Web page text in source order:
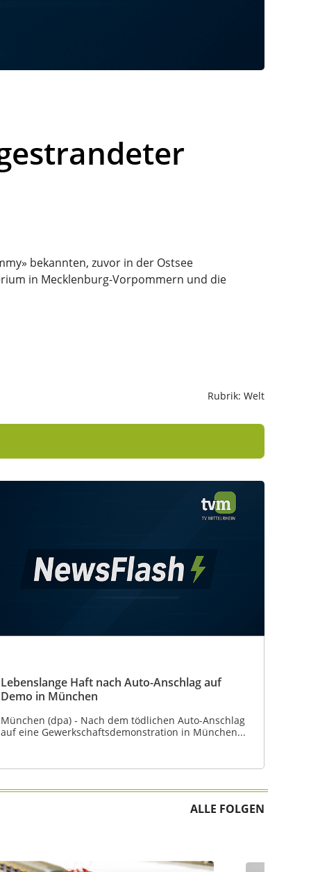
bekannten, zuvor in der Ostsee
in Mecklenburg-Vorpommern und die
Rubrik: Welt
Lebenslange Haft nach Auto-Anschlag auf
Demo in München
München (dpa) - Nach dem tödlichen Auto-Anschlag
auf eine Gewerkschaftsdemonstration in München...
ALLE FOLGEN